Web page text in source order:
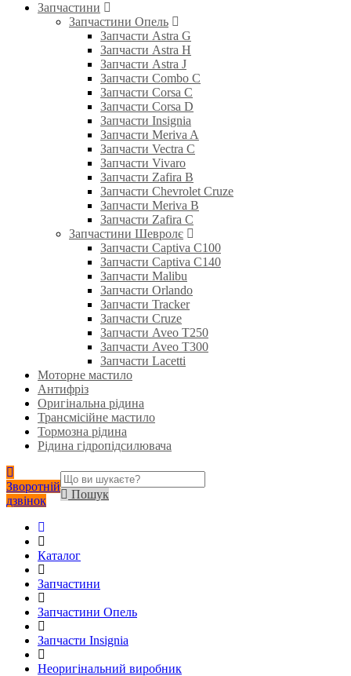
Запчастини
Запчастини Опель
Запчасти Astra G
Запчасти Astra H
Запчасти Astra J
Запчасти Combo C
Запчасти Corsa C
Запчасти Corsa D
Запчасти Insignia
Запчасти Meriva A
Запчасти Vectra C
Запчасти Vivaro
Запчасти Zafira B
Запчасти Chevrolet Cruze
Запчасти Meriva B
Запчасти Zafira C
Запчастини Шевролє
Запчасти Captiva C100
Запчасти Captiva C140
Запчасти Malibu
Запчасти Orlando
Запчасти Tracker
Запчасти Cruze
Запчасти Aveo T250
Запчасти Aveo T300
Запчасти Lacetti
Моторне мастило
Антифріз
Оригінальна рідина
Трансмісійне мастило
Тормозна рідина
Рідина гідропідсилювача
Зворотній
дзвінок
Пошук
Каталог
Запчастини
Запчастини Опель
Запчасти Insignia
Неоригінальний виробник